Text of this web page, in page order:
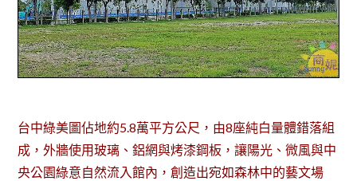
台中綠美圖佔地約5.8萬平方公尺，由8座純白量體錯落組
成，外牆使用玻璃、鋁網與烤漆鋼板，讓陽光、微風與中
央公園綠意自然流入館內，創造出宛如森林中的藝文場